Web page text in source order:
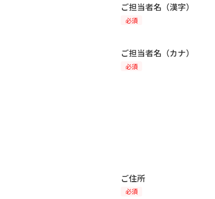
ご担当者名（漢字）
必須
ご担当者名（カナ）
必須
ご住所
必須